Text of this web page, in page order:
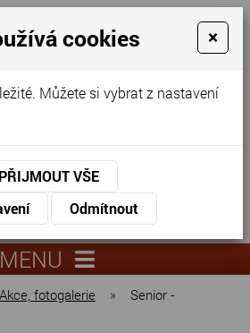
NÁS
NÁS
551
lysa.cz
MENU
Akce, fotogalerie »
Senior -
cookies ×
Můžete si vybrat z nastavení
PŘIJMOUT VŠE
Odmítnout